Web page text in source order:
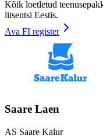
Kõik loetletud
litsentsi Eestis.
Ava FI register
Saare Laen
AS Saare Kalur